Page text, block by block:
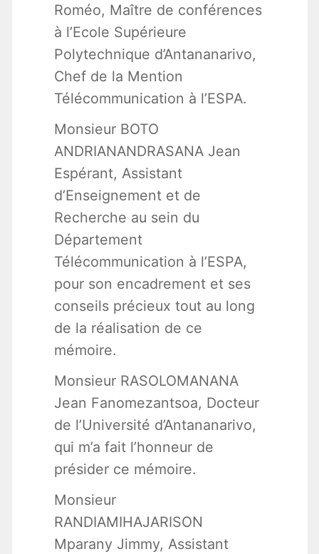
Roméo, Maître de conférences
à l’Ecole Supérieure
Polytechnique d’Antananarivo,
Chef de la Mention
Télécommunication à l’ESPA.
Monsieur BOTO
ANDRIANANDRASANA Jean
Espérant, Assistant
d’Enseignement et de
Recherche au sein du
Département
Télécommunication à l’ESPA,
pour son encadrement et ses
conseils précieux tout au long
de la réalisation de ce
mémoire.
Monsieur RASOLOMANANA
Jean Fanomezantsoa, Docteur
de l’Université d’Antananarivo,
qui m’a fait l’honneur de
présider ce mémoire.
Monsieur
RANDIAMIHAJARISON
Mparany Jimmy, Assistant